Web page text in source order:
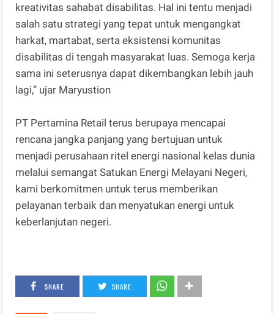
kreativitas sahabat disabilitas. Hal ini tentu menjadi
salah satu strategi yang tepat untuk mengangkat
harkat, martabat, serta eksistensi komunitas
disabilitas di tengah masyarakat luas. Semoga kerja
sama ini seterusnya dapat dikembangkan lebih jauh
lagi,” ujar Maryustion
PT Pertamina Retail terus berupaya mencapai
rencana jangka panjang yang bertujuan untuk
menjadi perusahaan ritel energi nasional kelas dunia
melalui semangat Satukan Energi Melayani Negeri,
kami berkomitmen untuk terus memberikan
pelayanan terbaik dan menyatukan energi untuk
keberlanjutan negeri.
SHARE SHARE